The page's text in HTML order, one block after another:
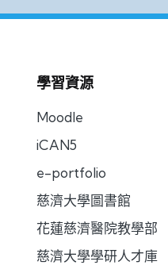
學習資源
Moodle
iCAN5
e-portfolio
慈濟大學圖書館
花蓮慈濟醫院教學部
慈濟大學學研人才庫